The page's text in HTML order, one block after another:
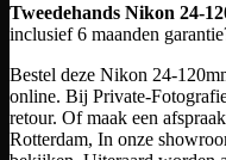
Tweedehands Nikon 24-
inclusief 6 maanden
Bestel deze Nikon 24-
online. Bij Private-
retour. Of maak een
Rotterdam, In onze